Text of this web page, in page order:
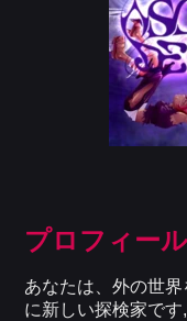
プロフィール
あなたは、外の世
に新しい探検家で